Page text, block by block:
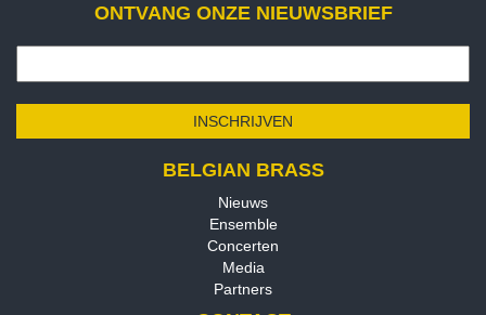
ONTVANG ONZE NIEUWSBRIEF
BELGIAN BRASS
Nieuws
Ensemble
Concerten
Media
Partners